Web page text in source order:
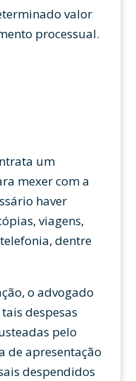
valor
processual.
um
mexer com a
haver
viagens,
dentre
o advogado
despesas
pelo
de apresentação
despendidos